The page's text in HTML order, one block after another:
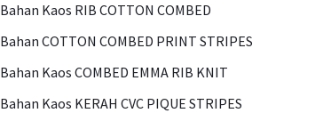
Bahan Kaos RIB COTTON COMBED
Bahan COTTON COMBED PRINT STRIPES
Bahan Kaos COMBED EMMA RIB KNIT
Bahan Kaos KERAH CVC PIQUE STRIPES